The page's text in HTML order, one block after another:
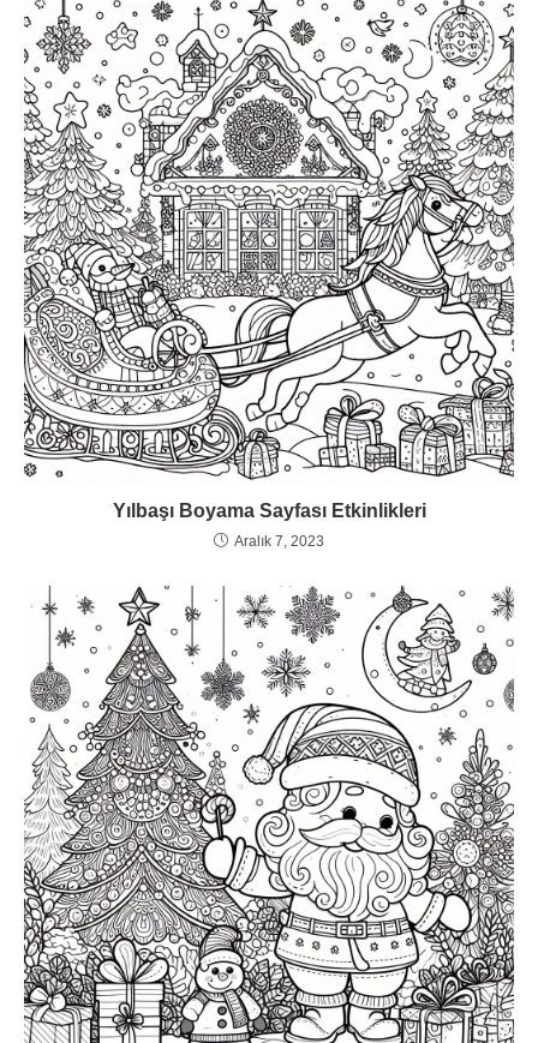
Yılbaşı Boyama Sayfası Etkinlikleri
Aralık 7, 2023